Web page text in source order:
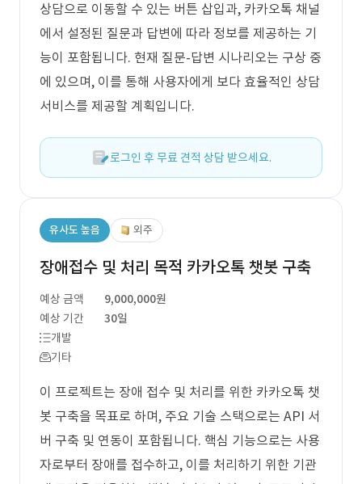
상담으로 이동할 수 있는 버튼 삽입과, 카카오톡 채널
에서 설정된 질문과 답변에 따라 정보를 제공하는 기
능이 포함됩니다. 현재 질문-답변 시나리오는 구상 중
에 있으며, 이를 통해 사용자에게 보다 효율적인 상담
서비스를 제공할 계획입니다.
로그인 후 무료 견적 상담 받으세요.
유사도 높음 외주
장애접수 및 처리 목적 카카오톡 챗봇 구축
예상 금액
9,000,000원
예상 기간
30일
개발
기타
이 프로젝트는 장애 접수 및 처리를 위한 카카오톡 챗
봇 구축을 목표로 하며, 주요 기술 스택으로는 API 서
버 구축 및 연동이 포함됩니다. 핵심 기능으로는 사용
자로부터 장애를 접수하고, 이를 처리하기 위한 기관